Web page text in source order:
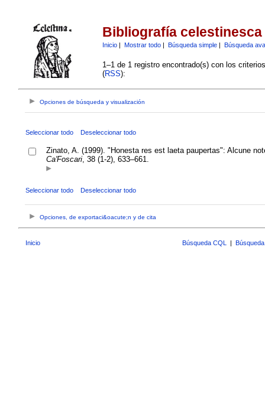
Bibliografía celestinesca
Inicio| Mostrar todo| Búsqueda simple| Búsqueda
1–1 de 1 registro encontrado(s) con los
(RSS):
Opciones de búsqueda y visualización
Seleccionar todo Deseleccionar todo
Zinato, A. (1999). "Honesta res est laeta paupertas": Alcune
Ca'Foscari, 38 (1-2), 633–661.
Seleccionar todo Deseleccionar todo
Opciones, de exportaci&oacute;n y de cita
Inicio Búsqueda CQL |